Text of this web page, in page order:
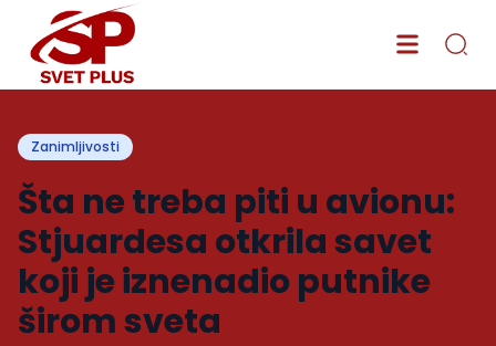
Zanimljivosti
Šta ne treba piti u avionu:
Stjuardesa otkrila savet
koji je iznenadio putnike
širom sveta